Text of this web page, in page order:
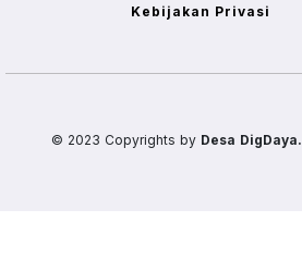
Kebijakan Privasi
© 2023 Copyrights by Desa DigDaya.